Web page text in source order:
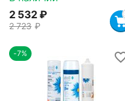
2 532 ₽
2 723 ₽
-7%